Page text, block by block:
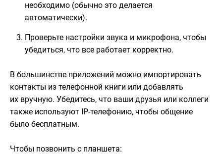
необходимо (обычно это делается
автоматически).
Проверьте настройки звука и микрофона, чтобы
убедиться, что все работает корректно.
В большинстве приложений можно импортировать
контакты из телефонной книги или добавлять
их вручную. Убедитесь, что ваши друзья или коллеги
также используют IP-телефонию, чтобы общение
было бесплатным.
Чтобы позвонить с планшета: